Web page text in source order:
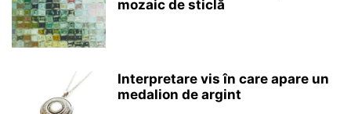
mozaic de sticlă
Interpretare vis în care apare un
medalion de argint